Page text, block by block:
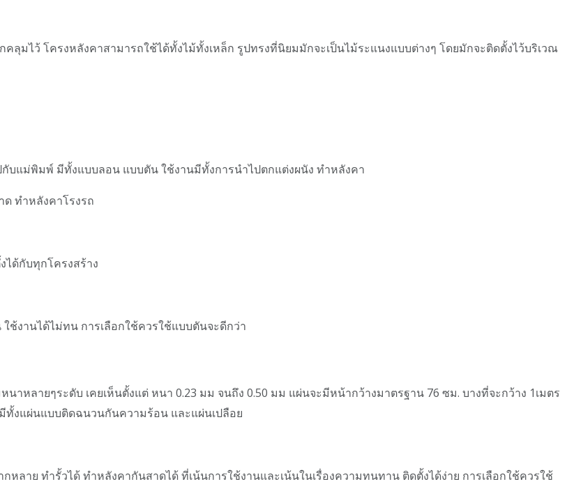
ลุมไว้ โครงหลังคาสามารถใช้ได้ทั้งไม้ทั้งเหล็ก รูปทรงที่นิยมมักจะเป็นไม้ระแนงแบบต่างๆ โดยมักจะติดตั้งไว้บริเวณ
บแม่พิมพ์ มีทั้งแบบลอน แบบตัน ใช้งานมีทั้งการนำไปตกแต่งผนัง ทำหลังคา
ทำหลังคาโรงรถ
ด้กับทุกโครงสร้าง
ช้งานได้ไม่ทน การเลือกใช้ควรใช้แบบตันจะดีกว่า
หลายๆระดับ เคยเห็นตั้งแต่ หนา 0.23 มม จนถึง 0.50 มม แผ่นจะมีหน้ากว้างมาตรฐาน 76 ซม. บางที่จะกว้าง 1เมตร
ทั้งแผ่นแบบติดฉนวนกันความร้อน และแผ่นเปลือย
ลาย ทำรั้วได้ ทำหลังคากันสาดได้ ที่เน้นการใช้งานและเน้นในเรื่องความทนทาน ติดตั้งได้ง่าย การเลือกใช้ควรใช้